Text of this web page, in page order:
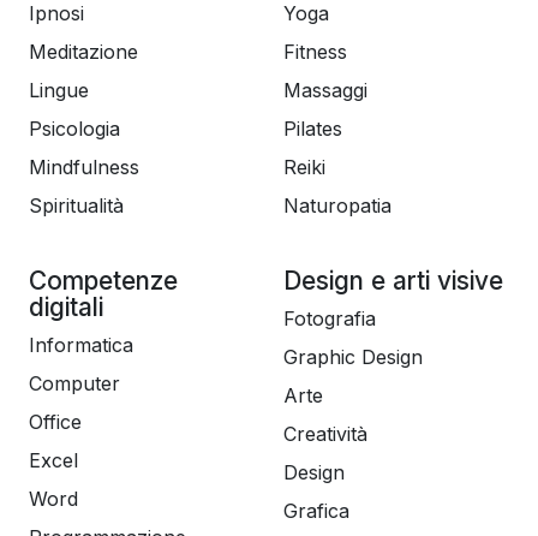
Ipnosi
Meditazione
Lingue
Psicologia
Mindfulness
Spiritualità
Yoga
Fitness
Massaggi
Pilates
Reiki
Naturopatia
Competenze
digitali
Informatica
Computer
Office
Excel
Word
Design e arti visive
Fotografia
Graphic Design
Arte
Creatività
Design
Grafica